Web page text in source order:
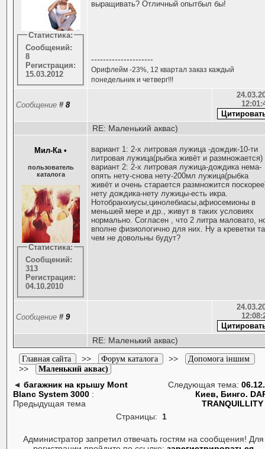
Статистика:
Сообщений:
8
Регистрация:
15.03.2012
выращивать? Отличный опытбыл бы!
---------------------
Орифлейм -23%, 12 квартал заказ каждый
понедельник и четверг!!!
Сообщение#8
RE: Маленький аквас)
Мил-Ка •
пользователь
каталога
Статистика:
Сообщений:
313
Регистрация:
04.10.2010
вариант 1: 2-х литровая лужица -дождик-10-ти
литровая лужица(рыбка живёт и размножается)
вариант 2: 2-х литровая лужица-дождика нема-
опять нету-снова нету-200мл лужица(рыбка
живёт и очень старается размножится
нету дождика-нету лужицы-есть икра.
Нотобранхиусы,цинолебиасы,афиосемионы в
меньшей мере и др., живут в таких условиях
нормально. Согласен , что 2 литра маловато,
вполне физиологично для них. Ну а креветки
чем не довольны будут?
Сообщение#9
RE: Маленький аквас)
Главная сайта >> Форум каталога >> Допомога іншим
>> Маленький аквас)
◄багажник на крышу Mont
Blanc System 3000 :
Предыдущая тема
Следующая тема:
Киев, Бинго.
TRANQUILLITY
Страницы: 1
Администратор запретил отвечать гостям на сообщения! Для